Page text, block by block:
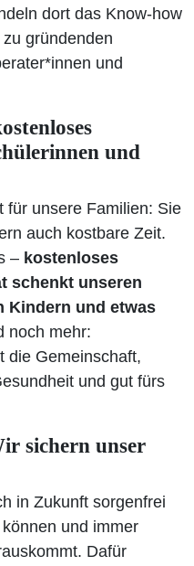
dort das Know-how
gründenden
und
und
für unsere Familien: Sie
auch kostbare Zeit.
– kostenloses
schenkt unseren
Kindern und etwas
noch mehr:
die Gemeinschaft,
und gut fürs
sichern unser
in Zukunft sorgenfrei
und immer
Dafür